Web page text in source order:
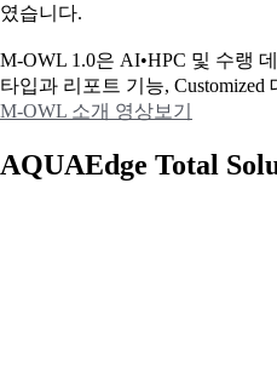
였습니다.
M-OWL 1.0은 AI•HPC 및 수랭
타입과 리포트 기능,
M-OWL 소개 영상보기
AQUAEdge Total